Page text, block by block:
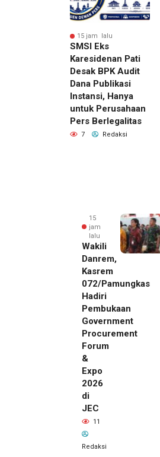
15 jam lalu
SMSI Eks
Karesidenan Pati
Desak BPK Audit
Dana Publikasi
Instansi, Hanya
untuk Perusahaan
Pers Berlegalitas
7 Redaksi
15
jam
lalu
Wakili
Danrem,
Kasrem
072/Pamungkas
Hadiri
Pembukaan
Government
Procurement
Forum
&
Expo
2026
di
JEC
11
Redaksi
15 jam lalu
SMSI Eks
Karesidenan
Pati